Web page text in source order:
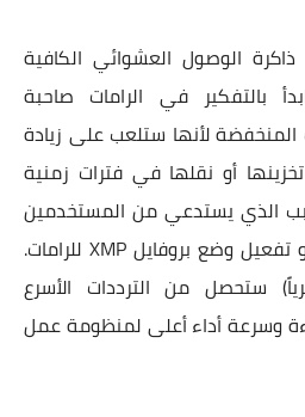
الوصول العشوائي الكافية
بالتفكير في الرامات صاحبة
المنخفضة لأنها ستلعب على زيادة
أو نقلها في فترات زمنية
الذي يستدعي من المستخدمين
اللجوء إلى كسر السرعة أو تفعيل وضع بروفايل XMP للرامات.
ستحصل من الترددات الأسرع
وسرعة أداء أعلى لمنظومة عمل